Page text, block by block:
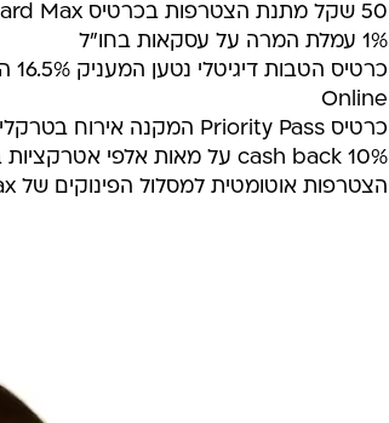
50 שקל מתנת הצטרפות בכרטיס Gift Card Max
1% עמלת המרה על עסקאות בחו"ל
Online
כרטיס Priority Pass המקנה אירוח בטרקליני VIP ברחבי העולם ב-$32
10% cash back על מאות אלפי אטרקציות ברחבי העולם דרך Max adventure
הצטרפות אוטומטית למסלול הפינוקים של Max